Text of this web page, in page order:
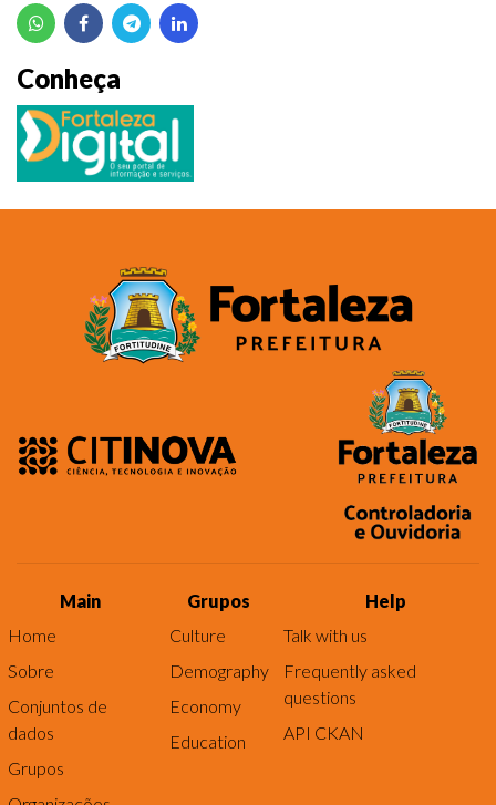
Conheça
Main
Home
Sobre
Conjuntos de
dados
Grupos
Grupos
Culture
Demography
Economy
Education
Help
Talk with us
Frequently asked
questions
API CKAN